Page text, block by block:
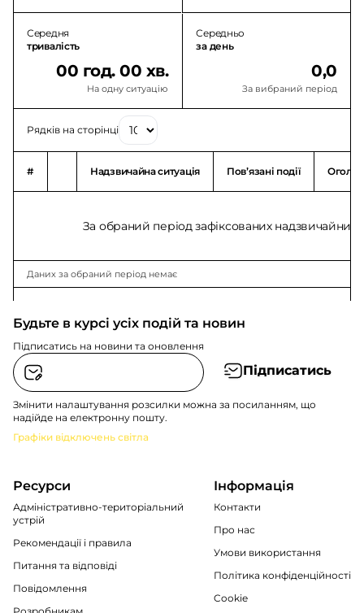
Середня
тривалість
00 год. 00 хв.
На одну ситуацію
Середньо
за день
0,0
За вибраний період
Рядків на сторінці
# Надзвичайна ситуація Повʼязані події
За обраний період зафіксованих надзвичайних
Даних за обраний період немає
Будьте в курсі усіх подій та новин
Підписатись на новини та оновлення
Підписатись
Змінити налаштування розсилки можна за посиланням, що
надійде на електронну пошту.
Графіки відключень світла
Ресурси
Адміністративно-територіальний
устрій
Рекомендації i правила
Питання та відповіді
Повідомлення
Інформація
Контакти
Про нас
Умови використання
Політика конфіденційності
Cookie